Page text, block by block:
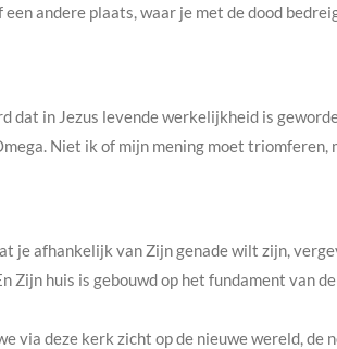
andere plaats, waar je met de dood
dat in Jezus levende werkelijkheid is
Niet ik of mijn mening moet triomferen,
je afhankelijk van Zijn genade wilt zijn,
Zijn huis is gebouwd op het fundament van
via deze kerk zicht op de nieuwe wereld,